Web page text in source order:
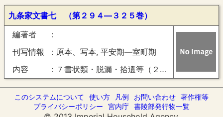
九条家文書七 （第２９４―３２５巻）
編著者
刊写情報
原本、写本, 平安期―室町期
内容
７書状類・脱漏・拾遺等（２９４―３２５巻）
このシステムについて 使い方 凡例 お問い合わせ 著作権等
プライバシーポリシー
宮内庁 書陵部発行物一覧